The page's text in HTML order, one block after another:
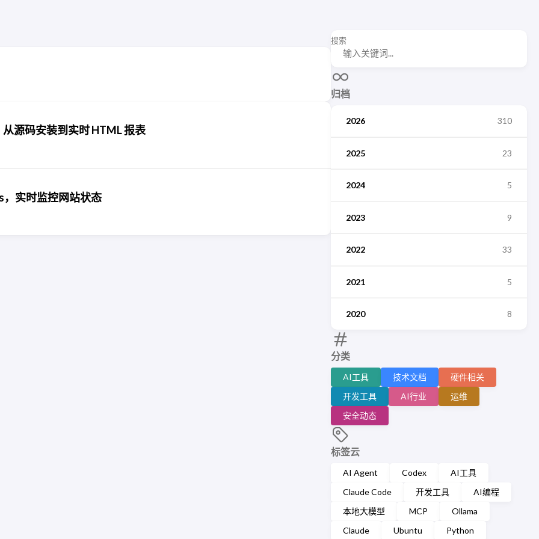
搜索
归档
2026 310
2025 23
2024 5
2023 9
2022 33
2021 5
2020 8
分类
AI工具 技术文档
硬件相关
开发工具
AI行业
运维
安全动态
标签云
AI Agent Codex
AI工具
Claude Code
开发工具
AI编程
本地大模型
MCP
Ollama
Claude
Ubuntu Python
源码安装到实时 HTML 报表
实时监控网站状态